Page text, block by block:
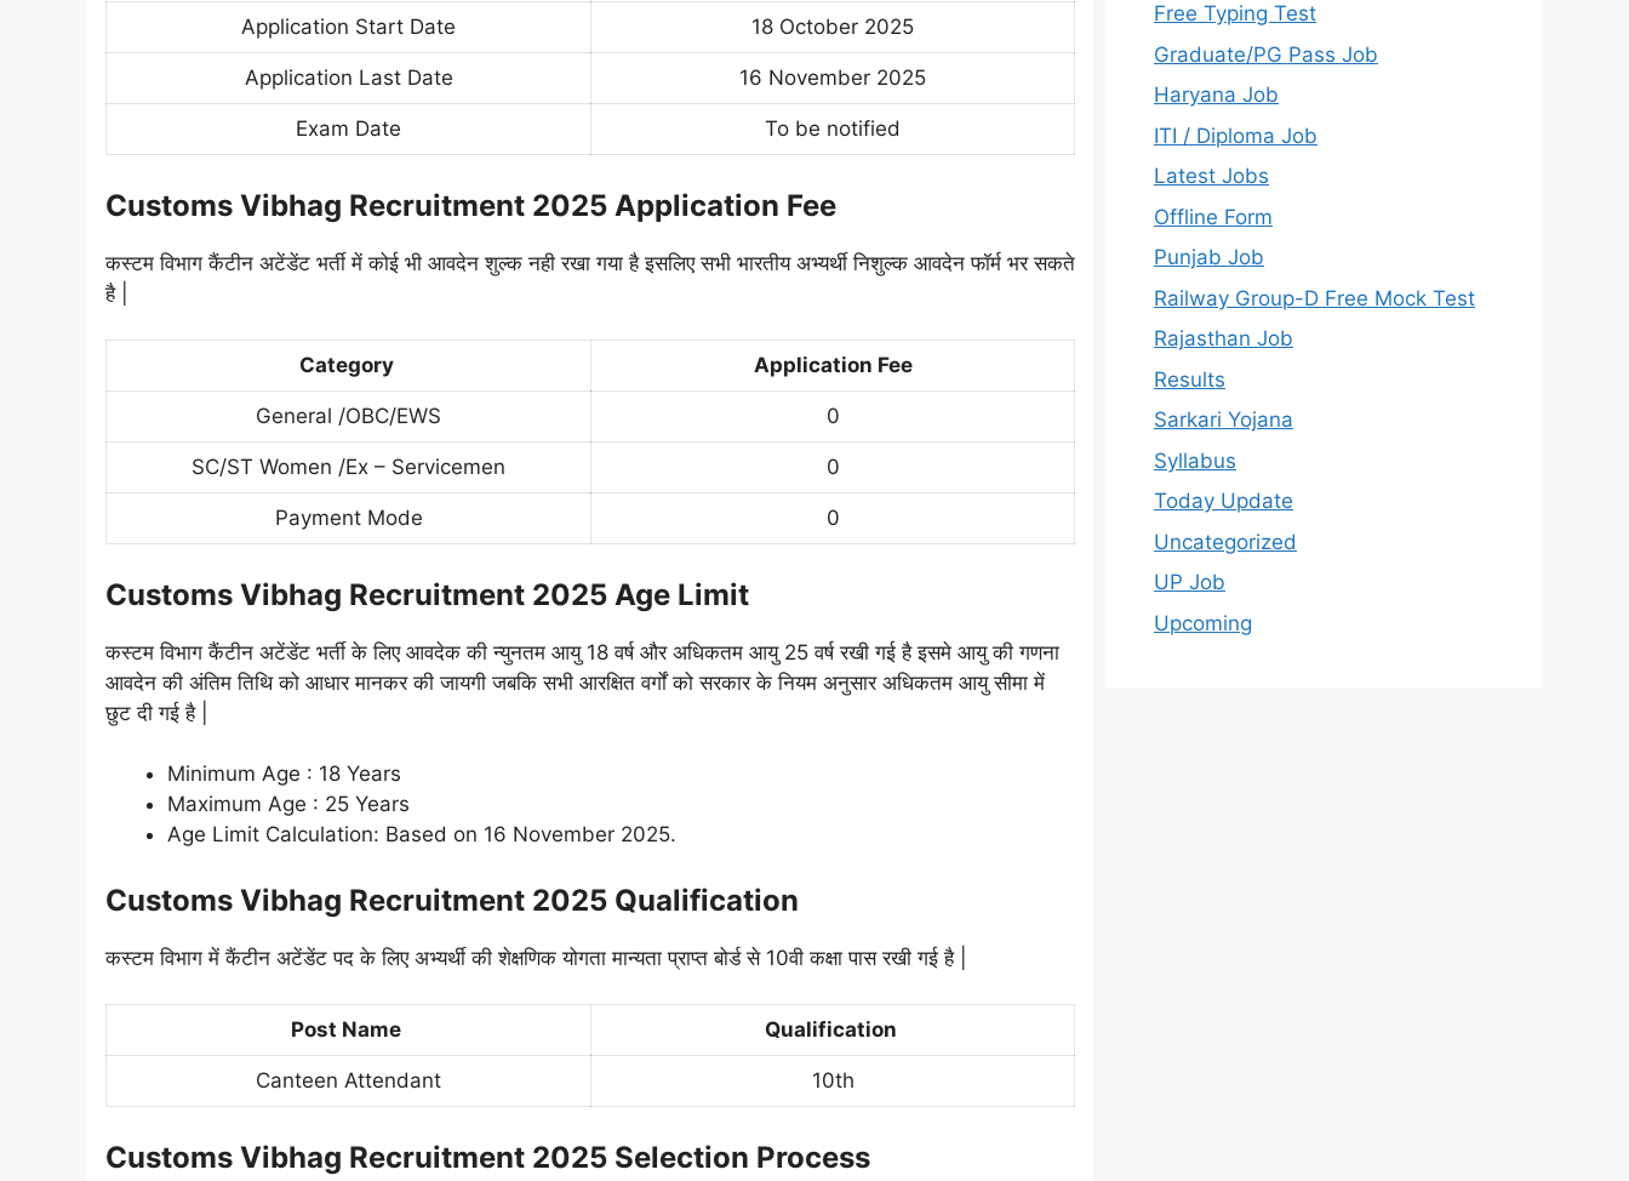
Application Start Date 18 October 2025
Application Last Date 16 November 2025
Exam Date To be notified
Customs Vibhag Recruitment 2025 Application Fee
कस्टम विभाग कैंटीन अटेंडेंट भर्ती में कोई भी आवदेन शुल्क नही रखा गया है इसलिए सभी भारतीय अभ्यर्थी निशुल्क आवदेन फॉर्म भर सकते
है |
Category Application Fee
General /OBC/EWS 0
SC/ST Women /Ex – Servicemen 0
Payment Mode 0
Customs Vibhag Recruitment 2025 Age Limit
कस्टम विभाग कैंटीन अटेंडेंट भर्ती के लिए आवदेक की न्युनतम आयु 18 वर्ष और अधिकतम आयु 25 वर्ष रखी गई है इसमे आयु की गणना
आवदेन की अंतिम तिथि को आधार मानकर की जायगी जबकि सभी आरक्षित वर्गों को सरकार के नियम अनुसार अधिकतम आयु सीमा में
छुट दी गई है |
Minimum Age : 18 Years
Maximum Age : 25 Years
Age Limit Calculation: Based on 16 November 2025.
Customs Vibhag Recruitment 2025 Qualification
कस्टम विभाग में कैंटीन अटेंडेंट पद के लिए अभ्यर्थी की शेक्षणिक योगता मान्यता प्राप्त बोर्ड से 10वी कक्षा पास रखी गई है |
Post Name Qualification
Canteen Attendant 10th
Customs Vibhag Recruitment 2025 Selection Process
Free Typing Test
Graduate/PG Pass Job
Haryana Job
ITI / Diploma Job
Latest Jobs
Offline Form
Punjab Job
Railway Group-D Free Mock Test
Rajasthan Job
Results
Sarkari Yojana
Syllabus
Today Update
Uncategorized
UP Job
Upcoming